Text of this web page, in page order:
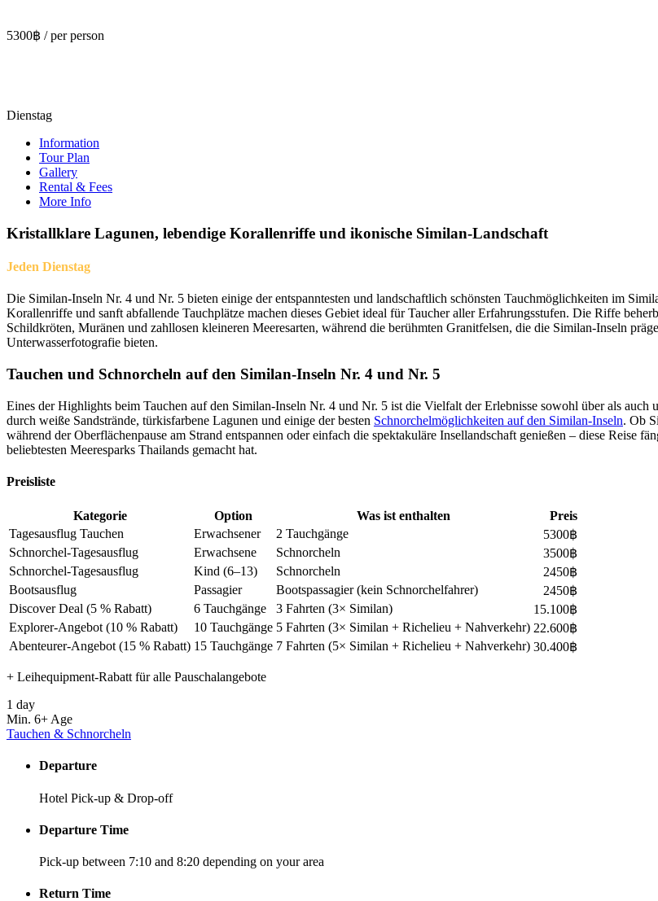
5300฿ / per person
Dienstag
Information
Tour Plan
Gallery
Rental & Fees
More Info
Kristallklare Lagunen, lebendige Korallenriffe und ikonische Similan-Landschaft
Jeden Dienstag
Die Similan-Inseln Nr. 4 und Nr. 5 bieten einige der entspanntesten und landschaftlich schönsten Tauchmöglichkeiten im
Korallenriffe und sanft abfallende Tauchplätze machen dieses Gebiet ideal für Taucher aller Erfahrungsstufen. Die Riffe
Schildkröten, Muränen und zahllosen kleineren Meeresarten, während die berühmten Granitfelsen, die die Similan-Inseln
Unterwasserfotografie bieten.
Tauchen und Schnorcheln auf den Similan-Inseln Nr. 4 und Nr. 5
Eines der Highlights beim Tauchen auf den Similan-Inseln Nr. 4 und Nr. 5 ist die Vielfalt der Erlebnisse sowohl über als auch
durch weiße Sandstrände, türkisfarbene Lagunen und einige der besten Schnorchelmöglichkeiten auf den Similan-Inseln. Ob
während der Oberflächenpause am Strand entspannen oder einfach die spektakuläre Insellandschaft genießen – diese Reise
beliebtesten Meeresparks Thailands gemacht hat.
Preisliste
Kategorie Option Was ist enthalten
Preis
Tagesausflug Tauchen
Erwachsener 2 Tauchgänge 5300฿
Schnorchel-Tagesausflug
Erwachsene Schnorcheln 3500฿
Schnorchel-Tagesausflug
Kind (6–13) Schnorcheln 2450฿
Bootsausflug
Passagier Bootspassagier (kein Schnorchelfahrer) 2450฿
Discover Deal (5 % Rabatt)
6 Tauchgänge 3 Fahrten (3× Similan) 15.100฿
Explorer-Angebot (10 % Rabatt)
10 Tauchgänge 5 Fahrten (3× Similan + Richelieu + Nahverkehr) 22.600฿
Abenteurer-Angebot (15 % Rabatt) 15 Tauchgänge 7 Fahrten (5× Similan + Richelieu + Nahverkehr) 30.400฿
+ Leihequipment-Rabatt für alle Pauschalangebote
1 day
Min. 6+ Age
Tauchen & Schnorcheln
Departure
Hotel Pick-up & Drop-off
Departure Time
Pick-up between 7:10 and 8:20 depending on your area
Return Time